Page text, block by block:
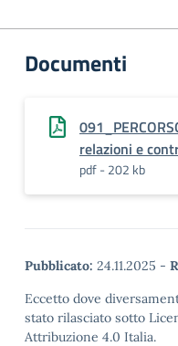
Documenti
relazioni e
pdf - 202 kb
Pubblicato: 24.11.2025 -
Eccetto dove
stato rilasciato sotto
Attribuzione 4.0 Italia.